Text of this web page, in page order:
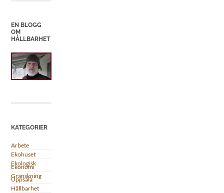
EN BLOGG
OM
HÅLLBARHET
KATEGORIER
Arbete
Ekohuset
Ekologisk
Ekonomi
Granskning
Uppsala
Hållbarhet